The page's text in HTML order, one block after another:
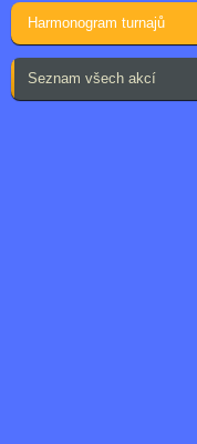
Harmonogram turnajů
Seznam všech akcí